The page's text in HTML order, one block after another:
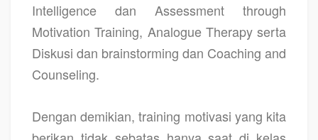
Intelligence dan Assessment through
Motivation Training, Analogue Therapy serta
Diskusi dan brainstorming dan Coaching and
Counseling.
Dengan demikian, training motivasi yang kita